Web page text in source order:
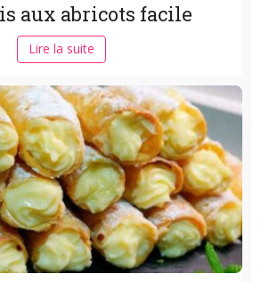
aux abricots facile
Lire la suite